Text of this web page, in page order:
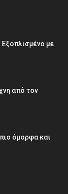
με
από τον
όμορφα και